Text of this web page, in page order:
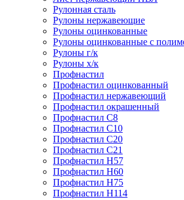
Рулонная сталь
Рулоны нержавеющие
Рулоны оцинкованные
Рулоны оцинкованные с
Рулоны г/к
Рулоны х/к
Профнастил
Профнастил оцинкованный
Профнастил нержавеющий
Профнастил окрашенный
Профнастил С8
Профнастил С10
Профнастил С20
Профнастил С21
Профнастил Н57
Профнастил Н60
Профнастил Н75
Профнастил Н114